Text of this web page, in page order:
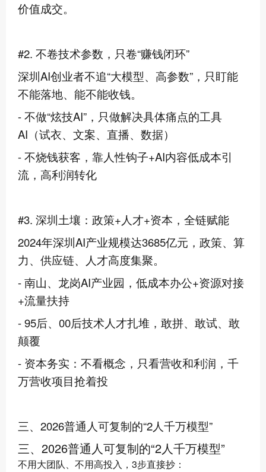
价值成交。
#2. 不卷技术参数，只卷“赚钱闭环”
深圳AI创业者不追“大模型、高参数”，只盯能
不能落地、能不能收钱。
- 不做“炫技AI”，只做解决具体痛点的工具
AI（试衣、文案、直播、数据）
- 不烧钱获客，靠人性钩子+AI内容低成本引
流，高利润转化
#3. 深圳土壤：政策+人才+资本，全链赋能
2024年深圳AI产业规模达3685亿元，政策、算
力、供应链、人才高度集聚。
- 南山、龙岗AI产业园，低成本办公+资源对接
+流量扶持
- 95后、00后技术人才扎堆，敢拼、敢试、敢
颠覆
- 资本务实：不看概念，只看营收和利润，千
万营收项目抢着投
三、2026普通人可复制的“2人千万模型”
三、2026普通人可复制的“2人千万模型”
不用大团队、不用高投入，3步直接抄：